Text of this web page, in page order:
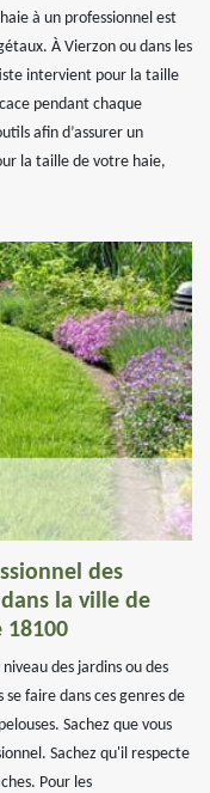
à un professionnel est
À Vierzon ou dans les
intervient pour la taille
pendant chaque
afin d’assurer un
la taille de votre haie,
des
la ville de
18100
des jardins ou des
faire dans ces genres de
Sachez que vous
Sachez qu'il respecte
Pour les